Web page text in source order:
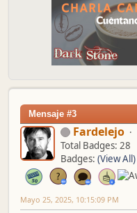
Mensaje #3
Fardelejo
Total Badges: 28
Badges: (View All)
Mayo 25, 2025, 10:15:09 PM